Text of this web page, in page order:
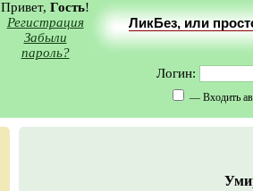
Привет, Гость!
Регистрация
Забыли
пароль?
ЛикБез, или
Логин:
— Входить